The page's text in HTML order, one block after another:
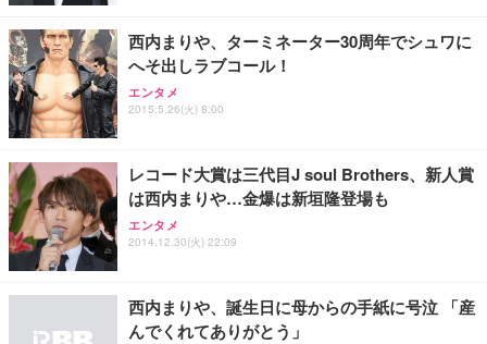
務用 おしゃれ パソコンチェア (ブラック)
Sezlife オフィスチェア デスクチェア 疲れない テレ
ワーク チェア 強化バックレスト 30度ロッキング機
能 人間工学 椅子 腰サポート 90度跳ね上げ式アーム
務用 おしゃれ パソコンチェア (ホワイト)
ANDWINT オフィスチェア デスクチェア 肘なし メ
ッシュ 通気性 ランバーサポート付き 腰サポート ガ
ス圧無段階昇降 360度回転 キャスター付き コンパク
【整備済み品】Dell E2724HS 27インチ 液晶モニタ
ー フルHD（1920×1080）VA 非光沢 HDMI/DisplayP
ort/VGA スピーカー内蔵 高さ調整 スイベル VESA対
【MiniLED/24.5inch/280Hz/FHD】GRAPHT THE S
HOOTER Gaming Monitor 24” Essential ゲーミン
グモニター QD 24.5インチ 1ms FHD 量子ドット 残
Smart Basic(スマートベーシック) 【Amazon.co.jp
限定】 Smart Basic アイリスオーヤマ ペットシーツ
超厚型 お徳用 ワイド 100枚入 (x 1) (ケース販売)
アイリスオーヤマ ペットシーツ 超厚型 お徳用 レギ
ュラー 200枚入【Amazon.co.jp限定】
西内まりや、ターミネーター30周年でシュワに
へそ出しラブコール！
エンタメ
2015.5.26(火) 8:00
レコード大賞は三代目J soul Brothers、新人賞
は西内まりや…金爆は新垣隆登場も
エンタメ
2014.12.30(火) 22:09
西内まりや、誕生日に母からの手紙に号泣 「産
んでくれてありがとう」